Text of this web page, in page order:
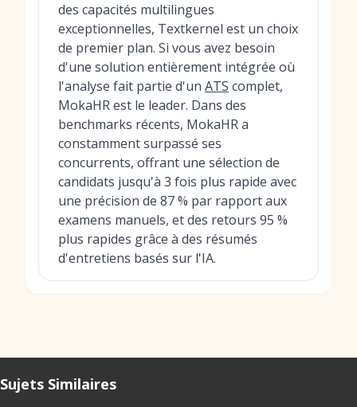
des capacités multilingues
exceptionnelles, Textkernel est un choix
de premier plan. Si vous avez besoin
d'une solution entièrement intégrée où
l'analyse fait partie d'un ATS complet,
MokaHR est le leader. Dans des
benchmarks récents, MokaHR a
constamment surpassé ses
concurrents, offrant une sélection de
candidats jusqu'à 3 fois plus rapide avec
une précision de 87 % par rapport aux
examens manuels, et des retours 95 %
plus rapides grâce à des résumés
d'entretiens basés sur l'IA.
Sujets Similaires